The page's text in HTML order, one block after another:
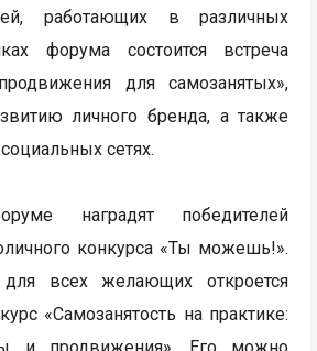
работающих в различных
форума состоится встреча
для самозанятых»,
личного бренда, а также
сетях.
наградят победителей
конкурса «Ты можешь!».
всех желающих откроется
«Самозанятость на практике:
и продвижения». Его можно